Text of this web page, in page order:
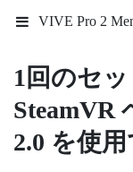
VIVE Pro 2
1回のセ
SteamVR
2.0 を使